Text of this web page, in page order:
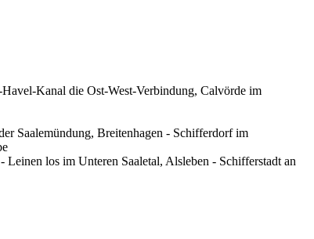
Kanal die Ost-West-Verbindung, Calvörde im
Saalemündung, Breitenhagen - Schifferdorf im
los im Unteren Saaletal, Alsleben - Schifferstadt an